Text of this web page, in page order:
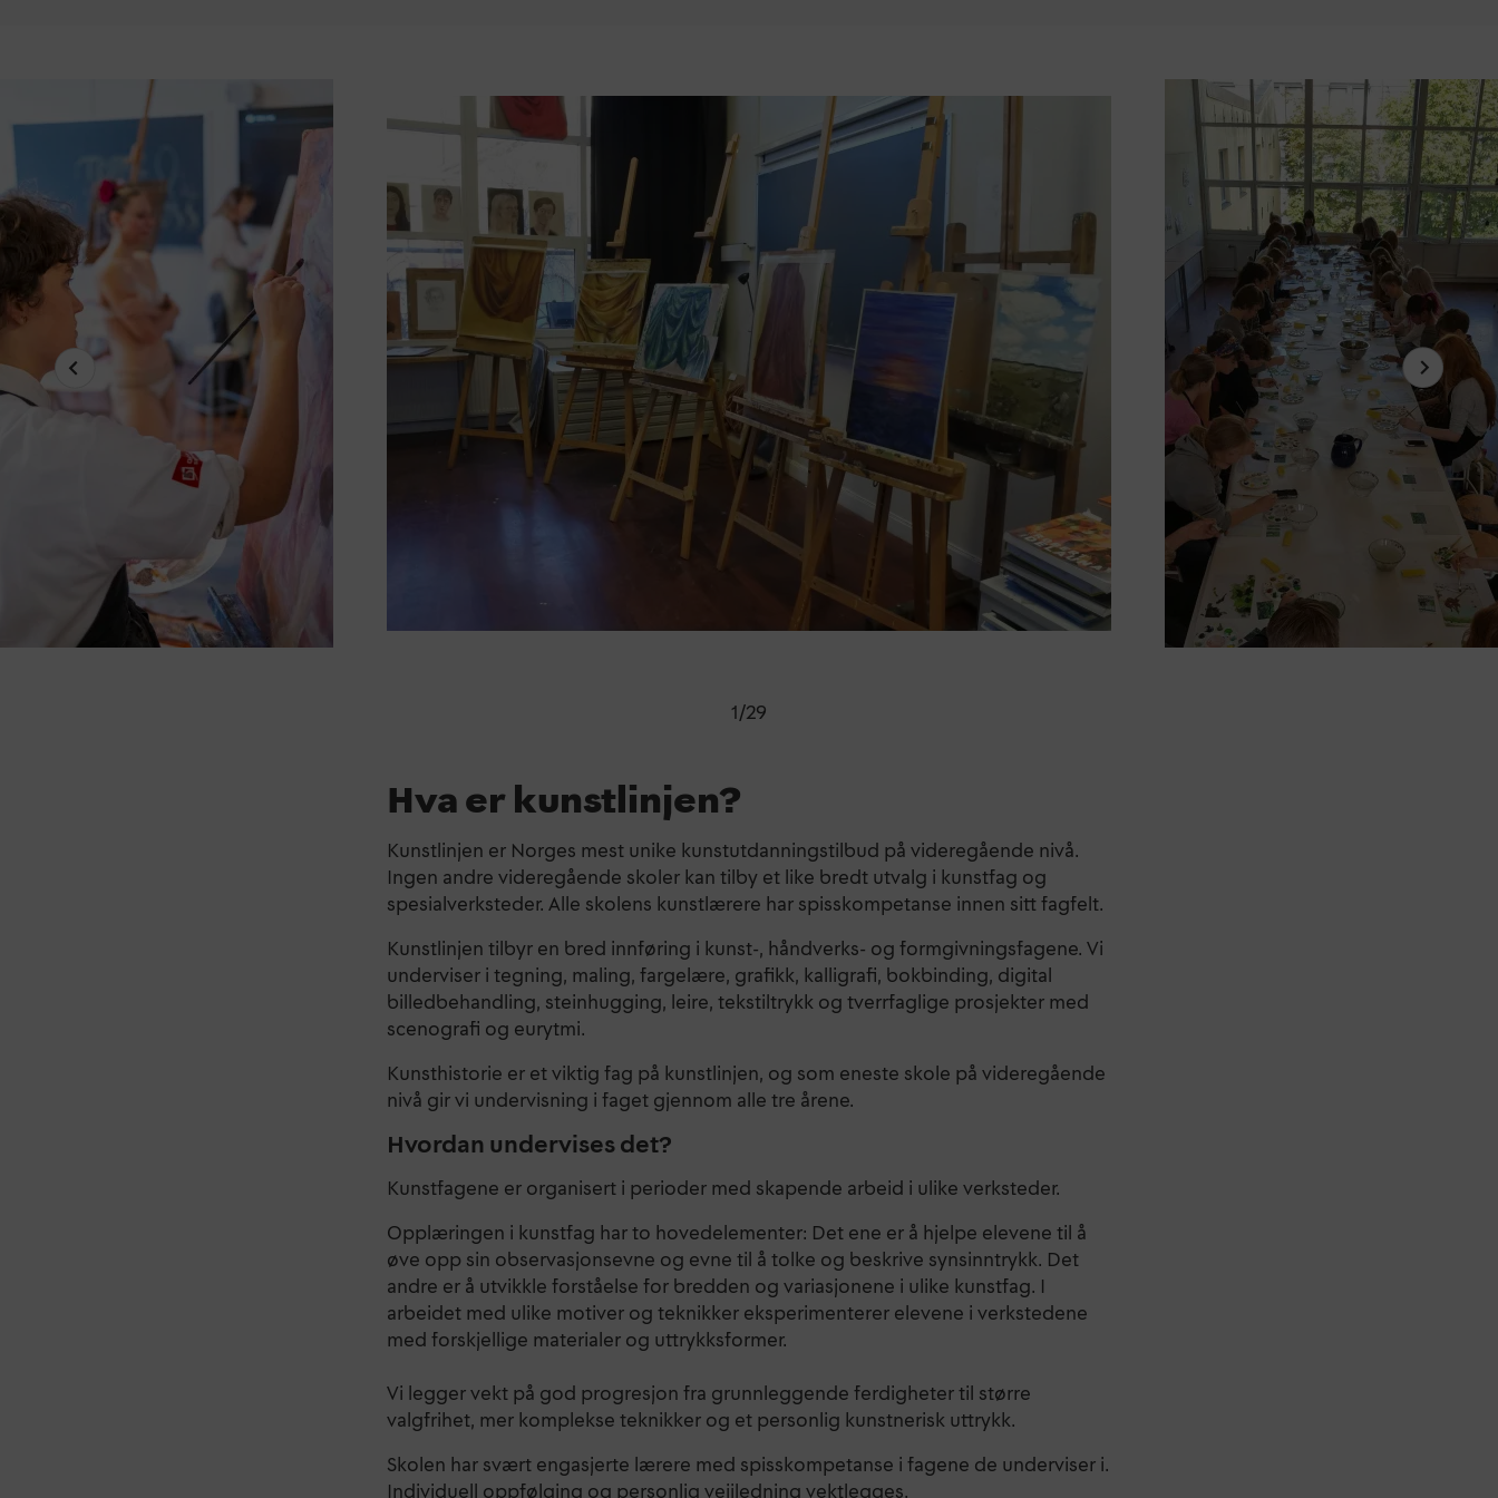
1/29
Hva er kunstlinjen?
Kunstlinjen er Norges mest unike kunstutdanningstilbud på videregående nivå.
Ingen andre videregående skoler kan tilby et like bredt utvalg i kunstfag og
spesialverksteder. Alle skolens kunstlærere har spisskompetanse innen sitt fagfelt.
Kunstlinjen tilbyr en bred innføring i kunst-, håndverks- og formgivningsfagene. Vi
underviser i tegning, maling, fargelære, grafikk, kalligrafi, bokbinding, digital
billedbehandling, steinhugging, leire, tekstiltrykk og tverrfaglige prosjekter med
scenografi og eurytmi.
Kunsthistorie er et viktig fag på kunstlinjen, og som eneste skole på videregående
nivå gir vi undervisning i faget gjennom alle tre årene.
Hvordan undervises det?
Kunstfagene er organisert i perioder med skapende arbeid i ulike verksteder.
Opplæringen i kunstfag har to hovedelementer: Det ene er å hjelpe elevene til å
øve opp sin observasjonsevne og evne til å tolke og beskrive synsinntrykk. Det
andre er å utvikkle forståelse for bredden og variasjonene i ulike kunstfag. I
arbeidet med ulike motiver og teknikker eksperimenterer elevene i verkstedene
med forskjellige materialer og uttrykksformer.
Vi legger vekt på god progresjon fra grunnleggende ferdigheter til større
valgfrihet, mer komplekse teknikker og et personlig kunstnerisk uttrykk.
Skolen har svært engasjerte lærere med spisskompetanse i fagene de underviser i.
Individuell oppfølging og personlig veiiledning vektlegges.